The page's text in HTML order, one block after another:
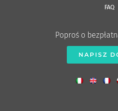
FAQ
Poproś o
NAPISZ